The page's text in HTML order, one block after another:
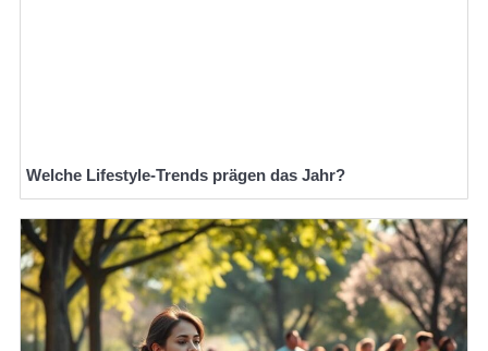
Welche Lifestyle-Trends prägen das Jahr?